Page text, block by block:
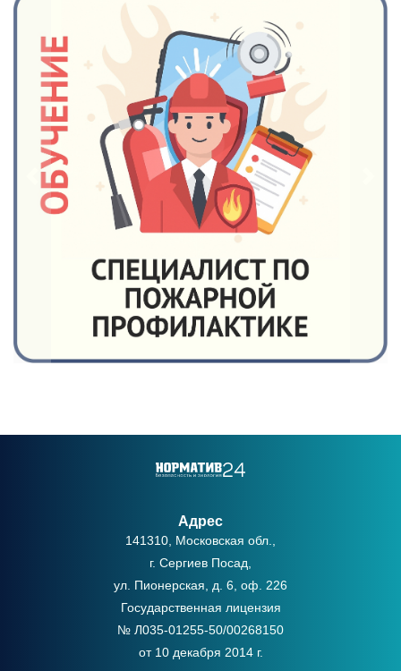
Адрес
141310, Московская обл.,
г. Сергиев Посад,
ул. Пионерская, д. 6, оф. 226
Государственная лицензия
№ Л035-01255-50/00268150
от 10 декабря 2014 г.